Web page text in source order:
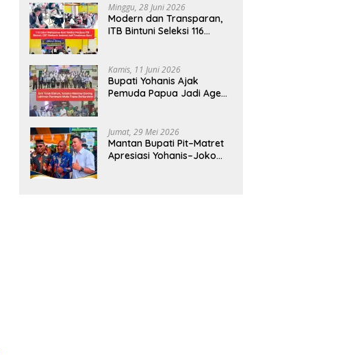
Minggu, 28 Juni 2026
Modern dan Transparan,
ITB Bintuni Seleksi 116
Kamis, 11 Juni 2026
Bupati Yohanis Ajak
Pemuda Papua Jadi Agen
Jumat, 29 Mei 2026
Mantan Bupati Pit–Matret
Apresiasi Yohanis–Joko